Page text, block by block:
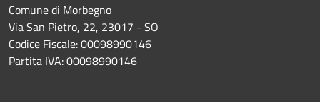
Comune di Morbegno
Via San Pietro, 22, 23017 - SO
Codice Fiscale: 00098990146
Partita IVA: 00098990146